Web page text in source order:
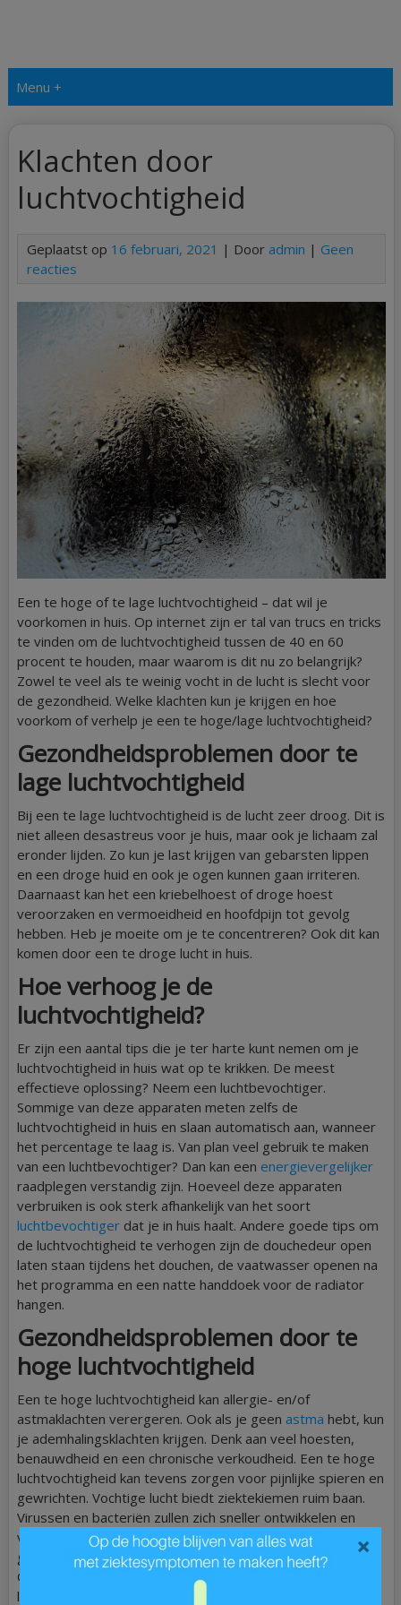
Menu +
Klachten door
luchtvochtigheid
Geplaatst op 16 februari, 2021 | Door admin | Geen
reacties
Een te hoge of te lage luchtvochtigheid – dat wil je
voorkomen in huis. Op internet zijn er tal van trucs en tricks
te vinden om de luchtvochtigheid tussen de 40 en 60
procent te houden, maar waarom is dit nu zo belangrijk?
Zowel te veel als te weinig vocht in de lucht is slecht voor
de gezondheid. Welke klachten kun je krijgen en hoe
voorkom of verhelp je een te hoge/lage luchtvochtigheid?
Gezondheidsproblemen door te
lage luchtvochtigheid
Bij een te lage luchtvochtigheid is de lucht zeer droog. Dit is
niet alleen desastreus voor je huis, maar ook je lichaam zal
eronder lijden. Zo kun je last krijgen van gebarsten lippen
en een droge huid en ook je ogen kunnen gaan irriteren.
Daarnaast kan het een kriebelhoest of droge hoest
veroorzaken en vermoeidheid en hoofdpijn tot gevolg
hebben. Heb je moeite om je te concentreren? Ook dit kan
komen door een te droge lucht in huis.
Hoe verhoog je de
luchtvochtigheid?
Er zijn een aantal tips die je ter harte kunt nemen om je
luchtvochtigheid in huis wat op te krikken. De meest
effectieve oplossing? Neem een luchtbevochtiger.
Sommige van deze apparaten meten zelfs de
luchtvochtigheid in huis en slaan automatisch aan, wanneer
het percentage te laag is. Van plan veel gebruik te maken
van een luchtbevochtiger? Dan kan een energievergelijker
raadplegen verstandig zijn. Hoeveel deze apparaten
verbruiken is ook sterk afhankelijk van het soort
luchtbevochtigerdat je in huis haalt. Andere goede tips om
de luchtvochtigheid te verhogen zijn de douchedeur open
laten staan tijdens het douchen, de vaatwasser openen na
het programma en een natte handdoek voor de radiator
hangen.
Gezondheidsproblemen door te
hoge luchtvochtigheid
Een te hoge luchtvochtigheid kan allergie- en/of
astmaklachten verergeren. Ook als je geen astma hebt, kun
je ademhalingsklachten krijgen. Denk aan veel hoesten,
benauwdheid en een chronische verkoudheid. Een te hoge
luchtvochtigheid kan tevens zorgen voor pijnlijke spieren en
gewrichten. Vochtige lucht biedt ziektekiemen ruim baan.
Virussen en bacteriën zullen zich sneller ontwikkelen en
vermenigvuldigen, waardoor de kans op ziek worden
groter is. Te veel vocht in de lucht is dus zeer ongewenst.
Gelukkig zijn er een aantal dingen die je kunt doen om de
luchtvochtigheid te verlagen.
×